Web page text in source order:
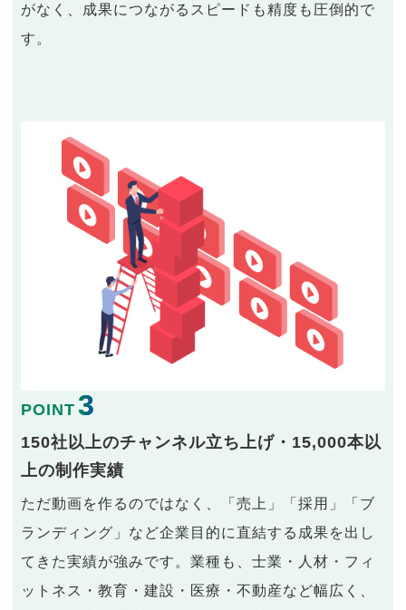
がなく、成果につながるスピードも精度も圧倒的で
す。
POINT 3
150社以上のチャンネル立ち上げ・15,000本以
上の制作実績
ただ動画を作るのではなく、「売上」「採用」「ブ
ランディング」など企業目的に直結する成果を出し
てきた実績が強みです。業種も、士業・人材・フィ
ットネス・教育・建設・医療・不動産など幅広く、